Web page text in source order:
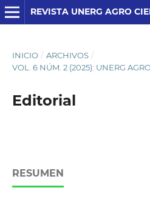
REVISTA UNERG AGRO
INICIO / ARCHIVOS /
VOL. 6 NÚM. 2 (2025): UNERG
Editorial
RESUMEN